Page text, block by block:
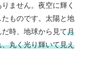
ません。夜空に輝く
ものです。太陽と地
時、地球から見て月
丸く光り輝いて見え